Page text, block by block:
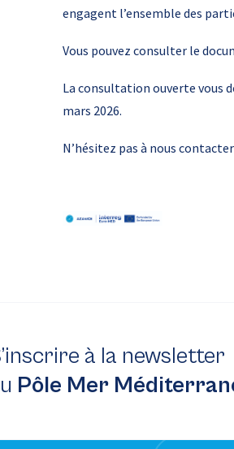
engagent l’ensemble des
Vous pouvez consulter le
La consultation ouverte vous
mars 2026.
N’hésitez pas à nous
à la newsletter
Pôle Mer